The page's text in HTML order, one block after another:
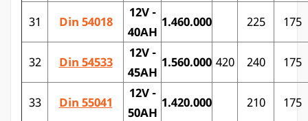
31 Din 54018
12V -
40AH
1.460.000 225 175
32 Din 54533
12V -
45AH
1.560.000 420 240 175
33 Din 55041
12V -
50AH
1.420.000 210 175